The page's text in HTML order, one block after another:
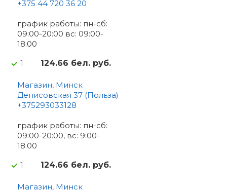
+375 44 720 36 20
график работы: пн-сб:
09:00-20:00 вс: 09:00-
18:00
1 124.66 бел. руб.
Магазин, Минск
Денисовская 37 (Польза)
+375293033128
график работы: пн-сб:
09:00-20:00, вс: 9:00-
18.00
1 124.66 бел. руб.
Магазин, Минск